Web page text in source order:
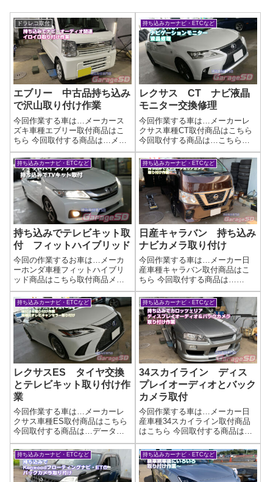
ドラレコ取付
エブリー 中古品持ち込み
で沢山取り付け作業
今回作業する車は…メーカース
ズキ車種エブリー取付商品はこ
ちら 今回取付する商品は…メー
カー:カロッツェリア商品:AVIC-
CW901状態:中古その他:バックカ
メラ、左右フロントドアスピー
カー、左右フロントツイータ
ー、ナビ連動ドライブレコー
ダ...
持ち込みカーナビ・ETCなど
レクサス CT ナビ液晶
モニター交換修理
今回作業する車は…メーカーレ
クサス車種CT取付商品はこちら
今回取付する商品は…こちらの
バックライトが切れてしまった
液晶モニターを交換します作業
写真ダッシュパネルからの取り
外しが少し大変ですが、気を付
けて作業しましょうオークショ
ンなどで中古...
持ち込みカーナビ・ETCなど
持ち込みでテレビキット取
付 フィットハイブリッド
今回の作業するお車は…メーカ
ーホンダ車種フィットハイブリ
ッド商品はこちら取付商品メー
カー不明 コネクターキットで
すねアースを落とすタイプなの
で、コネクターが無くても加工
可能ですよ('ω')ノネットで買った
テレビキャンセラー・テレビキ
ット取り...
持ち込みカーナビ・ETCなど
日産キャラバン 持ち込み
ナビカメラ取り付け
今回作業する車は…メーカー日
産車種キャラバン取付商品はこ
ちら 今回取付する商品は…
Panasonic CN-HE02WD CY-
RC500HD作業写真最近はディス
プレイオーディオが純正で流行
っているのであまりナビ取付作
業は無いんですが…バッ...
持ち込みカーナビ・ETCなど
レクサスES タイヤ交換
とテレビキット取り付け作
業
今回作業する車は…メーカーレ
クサス車種ES取付商品はこちら
今回取付する商品は…データシ
ステム TV-ＫIT テレビキット作
業写真ESは少しバラさないとナ
ビ裏まで到達しません…ナビ裏
にテレビキットを嚙ませれば取
り付け完了です(^^)/これで...
持ち込みカーナビ・ETCなど
34スカイライン ディス
プレイオーディオとバック
カメラ取付
今回作業する車は…メーカー日
産車種34スカイライン取付商品
はこちら 今回取付する商品は…
カロッツェリア ディスプレイ
オーディオバックカメラのメー
カーが違う場合はRCA変換ケー
ブルが必要になります（ほぼ作
業写真取り付け完了です作業完
持ち込みカーナビ・ETCなど 持ち込みカーナビ・ETCなど